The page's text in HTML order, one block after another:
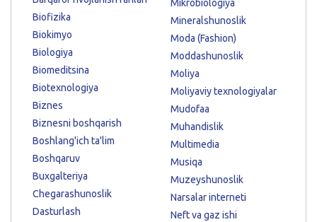
Biofizika
Biokimyo
Biologiya
Biomeditsina
Biotexnologiya
Biznes
Biznesni boshqarish
Boshlang'ich ta'lim
Boshqaruv
Buxgalteriya
Chegarashunoslik
Dasturlash
Mikrobiologiya
Mineralshunoslik
Moda (Fashion)
Moddashunoslik
Moliya
Moliyaviy texnologiyalar
Mudofaa
Muhandislik
Multimedia
Musiqa
Muzeyshunoslik
Narsalar interneti
Neft va gaz ishi